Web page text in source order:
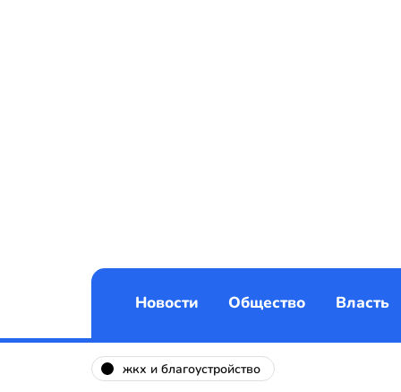
Новости Общество Власть
жкх и благоустройство